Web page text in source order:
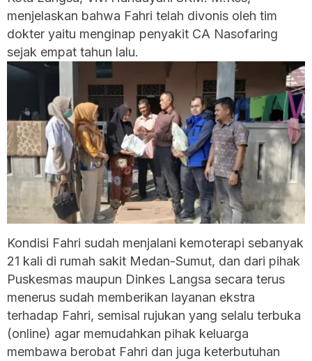
menjelaskan bahwa Fahri telah divonis oleh tim
dokter yaitu menginap penyakit CA Nasofaring
sejak empat tahun lalu.
Kondisi Fahri sudah menjalani kemoterapi sebanyak
21 kali di rumah sakit Medan-Sumut, dan dari pihak
Puskesmas maupun Dinkes Langsa secara terus
menerus sudah memberikan layanan ekstra
terhadap Fahri, semisal rujukan yang selalu terbuka
(online) agar memudahkan pihak keluarga
membawa berobat Fahri dan juga keterbutuhan